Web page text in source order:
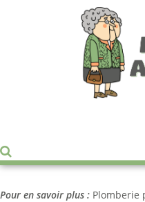
Pour en savoir plus : Plomberie